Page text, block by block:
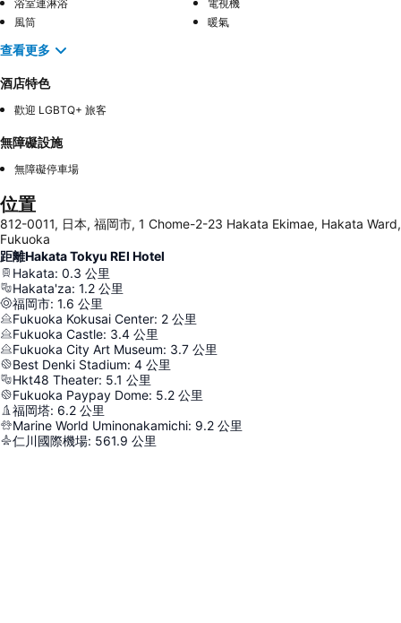
浴室連淋浴
電視機
風筒
暖氣
查看更多
酒店特色
歡迎 LGBTQ+ 旅客
無障礙設施
無障礙停車場
位置
812-0011, 日本, 福岡市, 1 Chome-2-23 Hakata Ekimae, Hakata Ward,
Fukuoka
距離Hakata Tokyu REI Hotel
Hakata: 0.3 公里
Hakata'za: 1.2 公里
福岡市: 1.6 公里
Fukuoka Kokusai Center: 2 公里
Fukuoka Castle: 3.4 公里
Fukuoka City Art Museum: 3.7 公里
Best Denki Stadium: 4 公里
Hkt48 Theater: 5.1 公里
Fukuoka Paypay Dome: 5.2 公里
福岡塔: 6.2 公里
Marine World Uminonakamichi: 9.2 公里
仁川國際機場: 561.9 公里